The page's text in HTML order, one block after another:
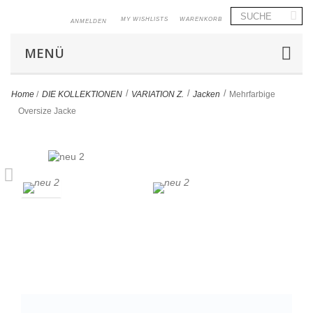
WARENKORB
MY WISHLISTS
ANMELDEN
MENÜ
Home / DIE KOLLEKTIONEN > VARIATION Z. > Jacken > Mehrfarbige
Oversize Jacke